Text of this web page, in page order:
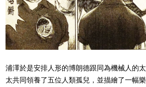
浦澤於是安排人形的博朗德跟同為機械人的太
太共同領養了五位人類孤兒，並描繪了一幅樂